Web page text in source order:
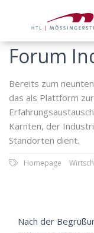
Forum
Bereits zum
das als Plattform
Kärnten, der
Standorten dient.
Homepage
Nach der